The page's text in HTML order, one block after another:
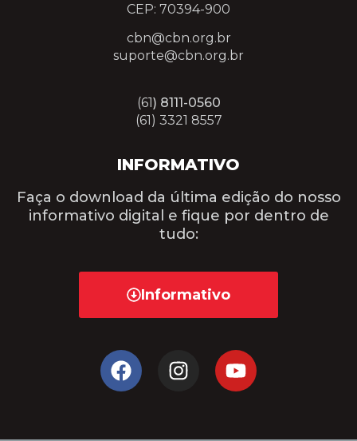
INFORMATIVO
Faça o download da última edição do nosso
informativo digital e fique por dentro de
tudo:
Informativo
CEP: 70394-900
cbn@cbn.org.br
suporte@cbn.org.br
(61) 8111-0560
(61) 3321 8557